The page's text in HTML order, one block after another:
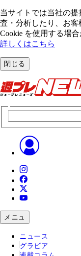
当サイトでは当社の
査・分析したり、お
Cookie を使⽤する場合
詳しくはこちら
閉じる
メニュ
ニュース
グラビア